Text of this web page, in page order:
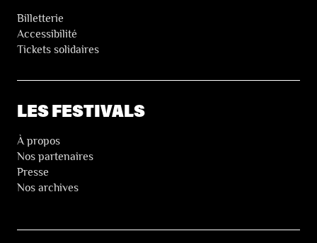
Billetterie
Accessibilité
Tickets solidaires
LES FESTIVALS
À propos
Nos partenaires
Presse
Nos archives